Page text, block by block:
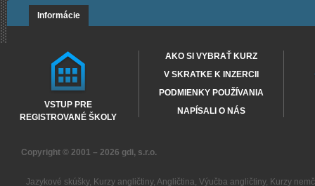
Informácie
VSTUP PRE
REGISTROVANÉ ŠKOLY
AKO SI VYBRAŤ KURZ
V SKRATKE K INZERCII
PODMIENKY POUŽÍVANIA
NAPÍSALI O NÁS
Copyright © 2001 – 2026 gdi, s.r.o.
Jazykové skúšky, Kurzy angličtiny, Angličtina, Výučba angličtiny, Kurzy